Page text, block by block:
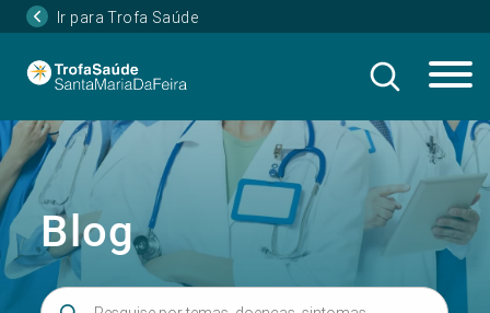
Ir para Trofa Saúde
Blog